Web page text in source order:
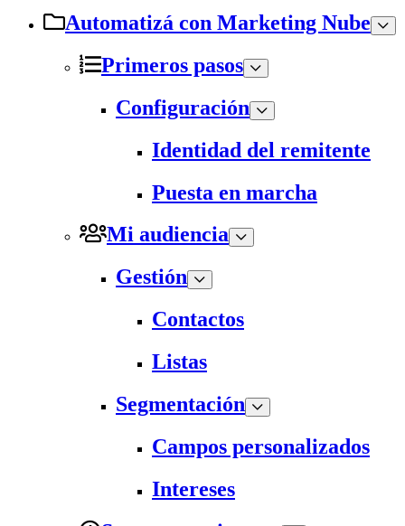
Automatizá con Marketing Nube
Primeros pasos
Configuración
Identidad del remitente
Puesta en marcha
Mi audiencia
Gestión
Contactos
Listas
Segmentación
Campos personalizados
Intereses